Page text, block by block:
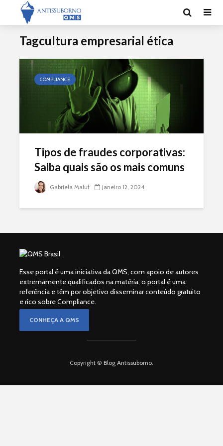
Tagcultura empresarial ética
COMPLIANCE
Tipos de fraudes corporativas:
Saiba quais são os mais comuns
Gabriela Maluf Janeiro 12, 2024
Esse portal é uma iniciativa da QMS, com apoio de autores
extremamente qualificados na matéria, o portal é uma
referência e têm por objetivo disseminar conteúdo gratuito
e rico sobre Compliance.
CONHEÇA A QMS
Copyright © Blog Antissuborno.